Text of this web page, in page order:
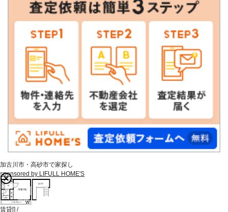
加古川市・高砂市で家探し
sponsored by LIFULL HOME'S
賃貸[] /